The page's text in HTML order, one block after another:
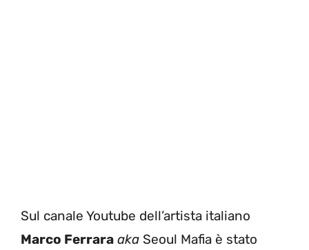
Sul canale Youtube dell’artista italiano
Marco Ferrara aka Seoul Mafia è stato